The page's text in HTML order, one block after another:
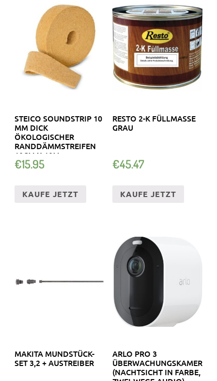
STEICO SOUNDSTRIP 10
MM DICK
ÖKOLOGISCHER
RANDDÄMMSTREIFEN
10CM X 10M
HOLZFASER
€15.95
KAUFE JETZT
RESTO 2-K FÜLLMASSE
GRAU
€45.47
KAUFE JETZT
MAKITA MUNDSTÜCK-
SET 3,2 + AUSTREIBER
ARLO PRO 3
ÜBERWACHUNGSKAMERA
(NACHTSICHT IN FARBE,